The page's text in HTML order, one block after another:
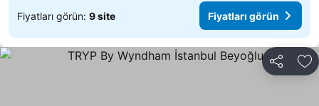
Fiyatları görün: 9 site Fiyatları görün
Paylaş